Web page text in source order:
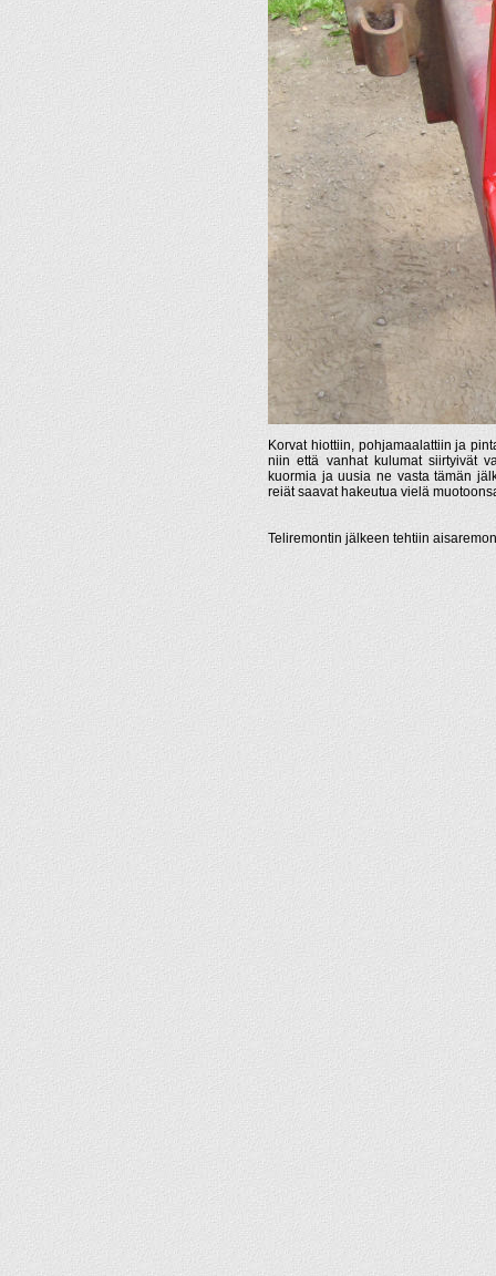
Korvat hiottiin, pohjamaalattiin ja
niin että vanhat kulumat siirtyivät
kuormia ja uusia ne vasta tämän
reiät saavat hakeutua vielä
Teliremontin jälkeen tehtiin